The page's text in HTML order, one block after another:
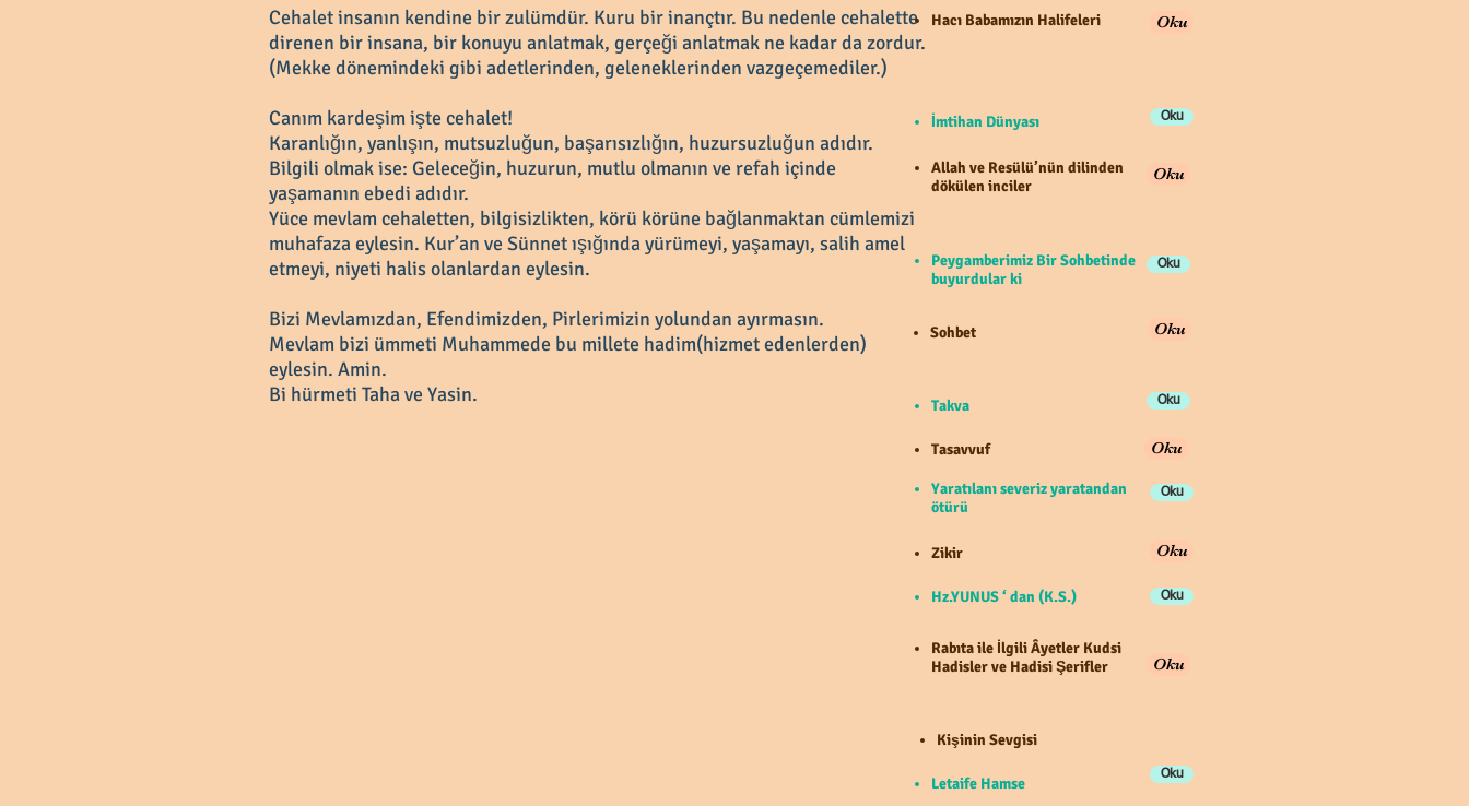
Cehalet insanın kendine bir zulümdür. Kuru bir inançtır. Bu nedenle cehalette
direnen bir insana, bir konuyu anlatmak, gerçeği anlatmak ne kadar da zordur.
(Mekke dönemindeki gibi adetlerinden, geleneklerinden vazgeçemediler.)
Canım kardeşim işte cehalet!
Karanlığın, yanlışın, mutsuzluğun, başarısızlığın, huzursuzluğun adıdır.
Bilgili olmak ise: Geleceğin, huzurun, mutlu olmanın ve refah içinde
yaşamanın ebedi adıdır.
Yüce mevlam cehaletten, bilgisizlikten, körü körüne bağlanmaktan cümlemizi
muhafaza eylesin. Kur’an ve Sünnet ışığında yürümeyi, yaşamayı, salih amel
etmeyi, niyeti halis olanlardan eylesin.
Bizi Mevlamızdan, Efendimizden, Pirlerimizin yolundan ayırmasın.
Mevlam bizi ümmeti Muhammede bu millete hadim(hizmet edenlerden)
eylesin. Amin.
Bi hürmeti Taha ve Yasin.
Oku
Hacı Babamızın Halifeleri
Oku
İmtihan Dünyası
Oku
Allah ve Resülü’nün dilinden
dökülen inciler
Oku
Peygamberimiz Bir Sohbetinde
buyurdular ki
Oku
Sohbet
Oku
Takva
Oku
Tasavvuf
Oku
Yaratılanı severiz yaratandan
ötürü
Oku
Zikir
Oku
Hz.YUNUS ‘ dan (K.S.)
Oku
Rabıta ile İlgili Âyetler Kudsi
Hadisler ve Hadisi Şerifler
Letaife Hamse Oku
Kişinin Sevgisi